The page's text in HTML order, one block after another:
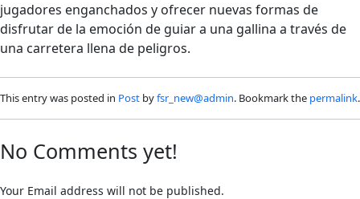
jugadores enganchados y ofrecer nuevas formas de
disfrutar de la emoción de guiar a una gallina a través de
una carretera llena de peligros.
This entry was posted in Post byfsr_new@admin. Bookmark the permalink.
No Comments yet!
Your Email address will not be published.